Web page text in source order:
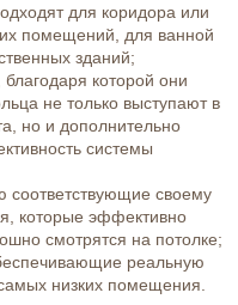
для коридора или
помещений, для ванной
зданий;
которой они
не только выступают в
но и дополнительно
системы
соответствующие своему
которые эффективно
смотрятся на потолке;
реальную
низких помещения.